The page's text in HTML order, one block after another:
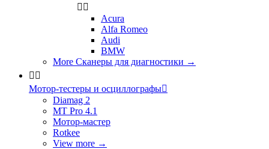
 
Acura
Alfa Romeo
Audi
BMW
More Сканеры для диагностики →
 
Мотор-тестеры и осциллографы
Diamag 2
MT Pro 4.1
Мотор-мастер
Rotkee
View more →